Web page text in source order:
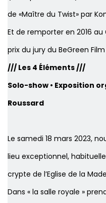
de «Maître du Twist» par
Et de remporter en 2016 au
prix du jury du BeGreen
/// Les 4 Éléments ///
Solo-show • Exposition
Roussard
Le samedi 18 mars 2023,
lieu exceptionnel,
crypte de l’Eglise de la
Dans « la salle royale »